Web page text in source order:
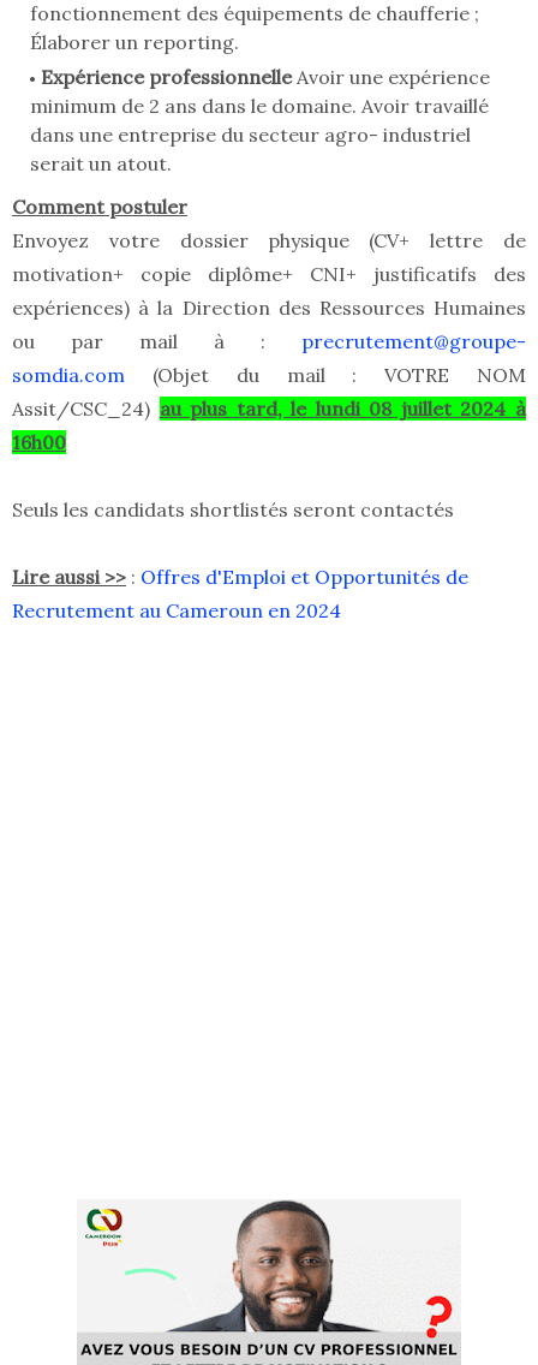
fonctionnement des équipements de chaufferie ;
Élaborer un reporting.
Expérience professionnelleAvoir une expérience
minimum de 2 ans dans le domaine. Avoir travaillé
dans une entreprise du secteur agro- industriel
serait un atout.
Comment postuler
Envoyez votre dossier physique (CV+ lettre de
motivation+ copie diplôme+ CNI+ justificatifs des
expériences) à la Direction des Ressources Humaines
ou par mail à : precrutement@groupe-
somdia.com (Objet du mail : VOTRE NOM
Assit/CSC_24) au plus tard, le lundi 08 juillet 2024 à
16h00
Seuls les candidats shortlistés seront contactés
Lire aussi >> : Offres d'Emploi et Opportunités de
Recrutement au Cameroun en 2024